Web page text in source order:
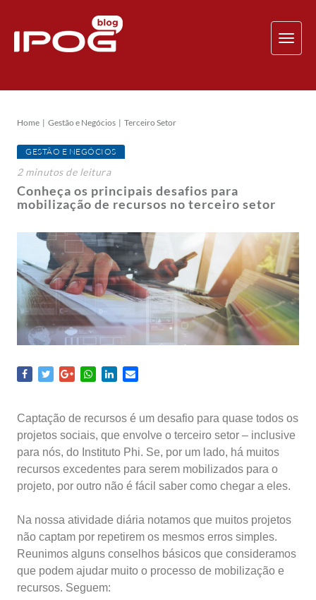
Home Gestão e Negócios Terceiro Setor
GESTÃO E NEGÓCIOS
2 minutosde leitura
Conheça os principais desafios para
mobilização de recursos no terceiro setor
Captação de recursos é um desafio para quase todos os
projetos sociais, que envolve o terceiro setor – inclusive
para nós, do Instituto Phi. Se, por um lado, há muitos
recursos excedentes para serem mobilizados para o
projeto, por outro não é fácil saber como chegar a eles.
Na nossa atividade diária notamos que muitos projetos
não captam por repetirem os mesmos erros simples.
Reunimos alguns conselhos básicos que consideramos
que podem ajudar muito o processo de mobilização e
recursos. Seguem: